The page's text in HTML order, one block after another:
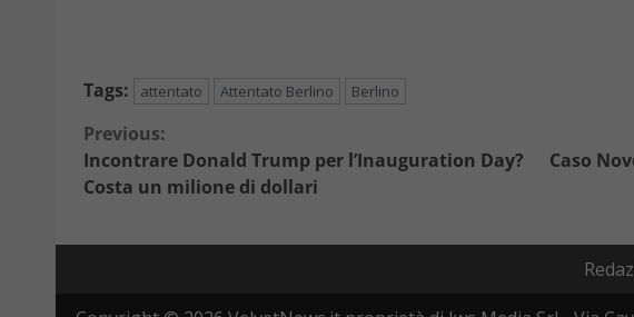
Tags: attentato Attentato Berlino Berlino
Continue
Reading
Previous:
Incontrare Donald Trump per l’Inauguration Day?
Costa un milione di dollari
Caso